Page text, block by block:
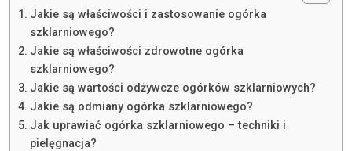
Jakie są właściwości i zastosowanie ogórka
szklarniowego?
Jakie są właściwości zdrowotne ogórka
szklarniowego?
Jakie są wartości odżywcze ogórków szklarniowych?
Jakie są odmiany ogórka szklarniowego?
Jak uprawiać ogórka szklarniowego – techniki i
pielęgnacja?